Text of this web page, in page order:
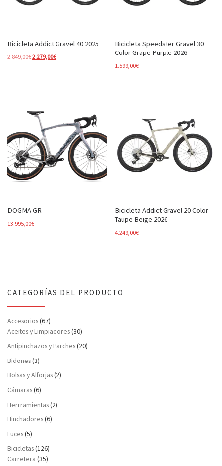
Bicicleta Addict Gravel 40 2025
2.849,00€El precio original era: 2.849,00€.
2.279,00€El precio actual es: 2.279,00€.
Bicicleta Speedster Gravel 30
Color Grape Purple 2026
1.599,00€
DOGMA GR
13.995,00€
Bicicleta Addict Gravel 20 Color
Taupe Beige 2026
4.249,00€
CATEGORÍAS DEL PRODUCTO
Accesorios(67)
Aceites y Limpiadores(30)
Antipinchazos y Parches(20)
Bidones(3)
Bolsas y Alforjas(2)
Cámaras(6)
Herrramientas(2)
Hinchadores(6)
Luces(5)
Bicicletas(126)
Carretera (35)